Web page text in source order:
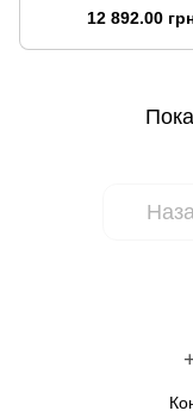
помпой
12 892.00